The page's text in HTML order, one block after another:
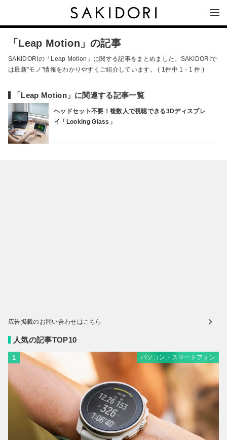
「Leap Motion」の記事
SAKIDORIの「Leap Motion」に関する記事をまとめました。SAKIDORIで
は最新"モノ"情報をわかりやすくご紹介しています。 ( 1件中 1 - 1 件 )
「Leap Motion」に関連する記事一覧
ヘッドセット不要！複数人で視聴できる3Dディスプレ
イ「Looking Glass」
広告掲載のお問い合わせはこちら
人気の記事TOP10
1 パソコン・スマートフォン